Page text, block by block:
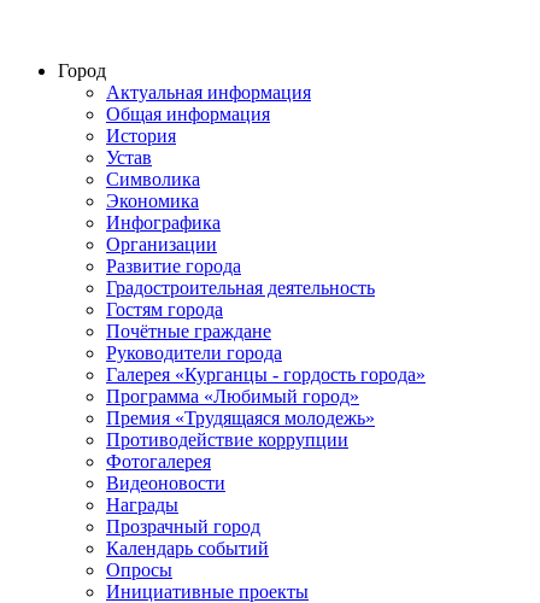
Город
Актуальная информация
Общая информация
История
Устав
Символика
Экономика
Инфографика
Организации
Развитие города
Градостроительная деятельность
Гостям города
Почётные граждане
Руководители города
Галерея «Курганцы - гордость города»
Программа «Любимый город»
Премия «Трудящаяся молодежь»
Противодействие коррупции
Фотогалерея
Видеоновости
Награды
Прозрачный город
Календарь событий
Опросы
Инициативные проекты